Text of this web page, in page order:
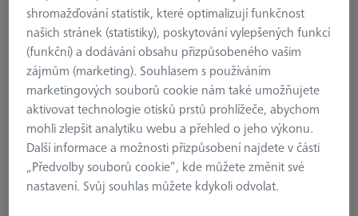
REACH CFX 3 - Prodloužení talířku VAST,
kostka se závitem M5
626107-2079-140
shromažďování statistik, které optimalizují funkčnost
našich stránek (statistiky), poskytování vylepšených funkcí
(funkční) a dodávání obsahu přizpůsobeného vašim
zájmům (marketing). Souhlasem s používáním
marketingových souborů cookie nám také umožňujete
aktivovat technologie otisků prstů prohlížeče, abychom
mohli zlepšit analytiku webu a přehled o jeho výkonu.
Další informace a možnosti přizpůsobení najdete v části
„Předvolby souborů cookie“, kde můžete změnit své
nastavení. Svůj souhlas můžete kdykoli odvolat.